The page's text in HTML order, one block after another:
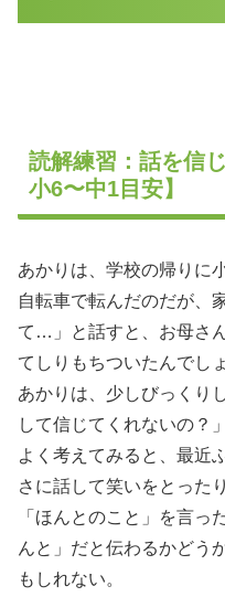
読解練習：話を信
小6〜中1目安】
あかりは、学校の帰りに
自転車で転んだのだが、
て…」と話すと、お母さ
てしりもちついたんでし
あかりは、少しびっくり
して信じてくれないの？」
よく考えてみると、最近
さに話して笑いをとった
「ほんとのこと」を言っ
んと」だと伝わるかどう
もしれない。